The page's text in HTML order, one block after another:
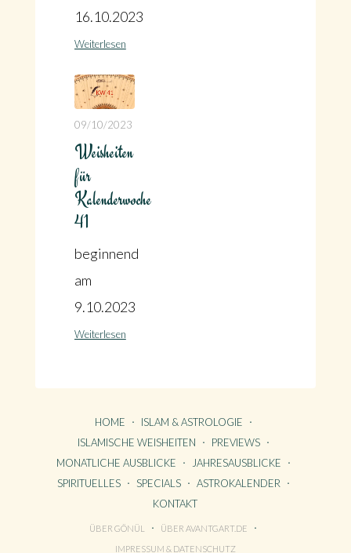
16.10.2023
Weiterlesen
09/10/2023
Weisheiten
für
Kalenderwoche
41
beginnend
am
9.10.2023
Weiterlesen
HOME
ISLAM & ASTROLOGIE
ISLAMISCHE WEISHEITEN
PREVIEWS
MONATLICHE AUSBLICKE
JAHRESAUSBLICKE
SPIRITUELLES
SPECIALS
ASTROKALENDER
KONTAKT
ÜBER GÖNÜL
ÜBER AVANTGART.DE
IMPRESSUM & DATENSCHUTZ